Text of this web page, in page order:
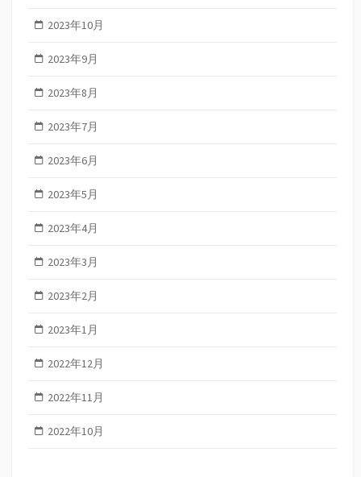
2023年10月
2023年9月
2023年8月
2023年7月
2023年6月
2023年5月
2023年4月
2023年3月
2023年2月
2023年1月
2022年12月
2022年11月
2022年10月